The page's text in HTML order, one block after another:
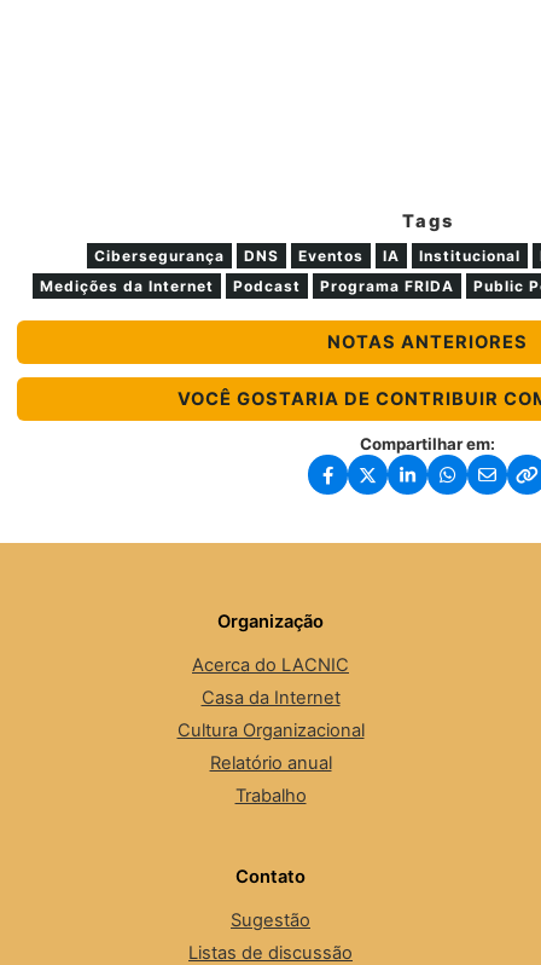
Tags
Cibersegurança DNS Eventos IA Institucional
Medições da Internet
Podcast Programa FRIDA Public
NOTAS ANTERIORES
VOCÊ GOSTARIA DE CONTRIBUIR
Compartilhar em:
Organização
Acerca do LACNIC
Casa da Internet
Cultura Organizacional
Relatório anual
Trabalho
Contato
Sugestão
Listas de discussão